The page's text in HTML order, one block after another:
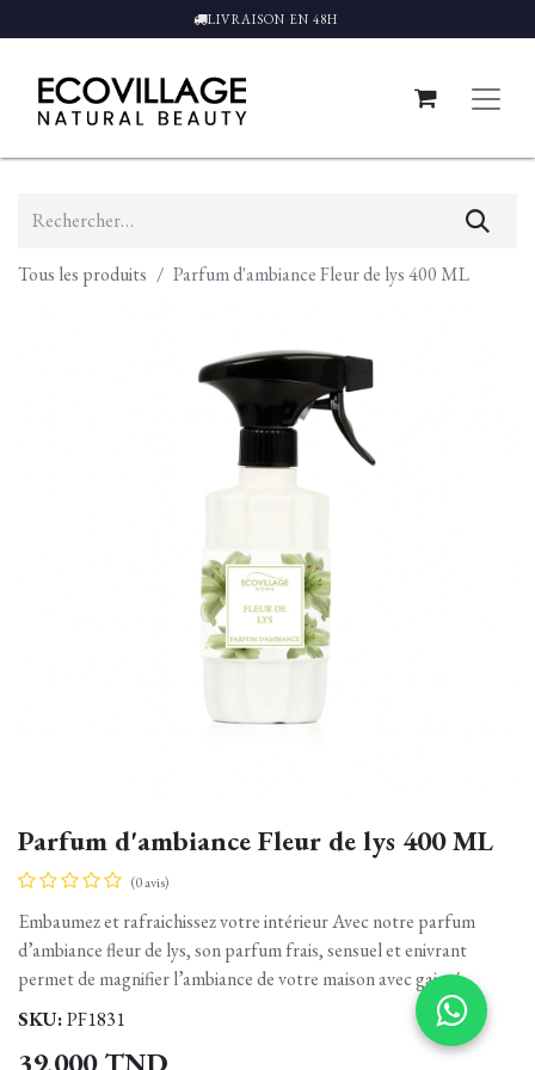
LIVRAISON EN 48H
Tous les produits Parfum d'ambiance Fleur de lys 400 ML
Parfum d'ambiance Fleur de lys 400 ML
(0 avis)
Embaumez et rafraichissez votre intérieur Avec notre parfum
d’ambiance fleur de lys, son parfum frais, sensuel et enivrant
permet de magnifier l’ambiance de votre maison avec gaieté.
SKU:PF1831